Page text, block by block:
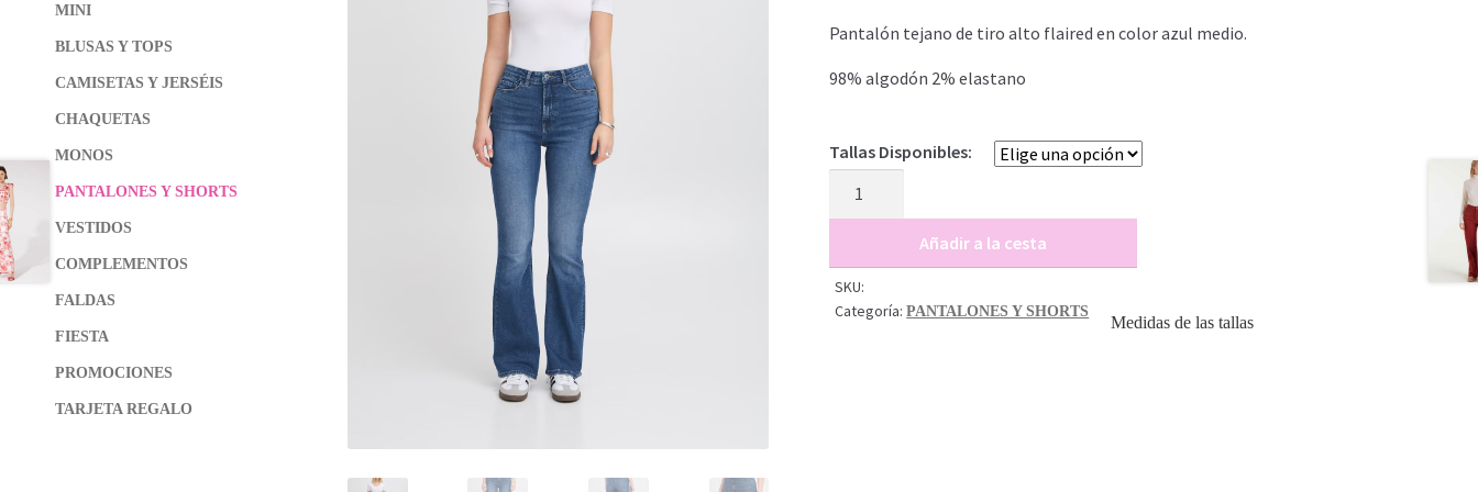
era:
69,95€.
es:
34,98€.
Pantalón tejano de tiro alto flaired en color azul medio.
98% algodón 2% elastano
Tallas Disponibles:
Añadir a la cesta
SKU:
Categoría:PANTALONES Y SHORTS
Medidas de las tallas
MINI
BLUSAS Y TOPS
CAMISETAS Y JERSÉIS
CHAQUETAS
MONOS
PANTALONES Y SHORTS
VESTIDOS
COMPLEMENTOS
FALDAS
FIESTA
PROMOCIONES
TARJETA REGALO